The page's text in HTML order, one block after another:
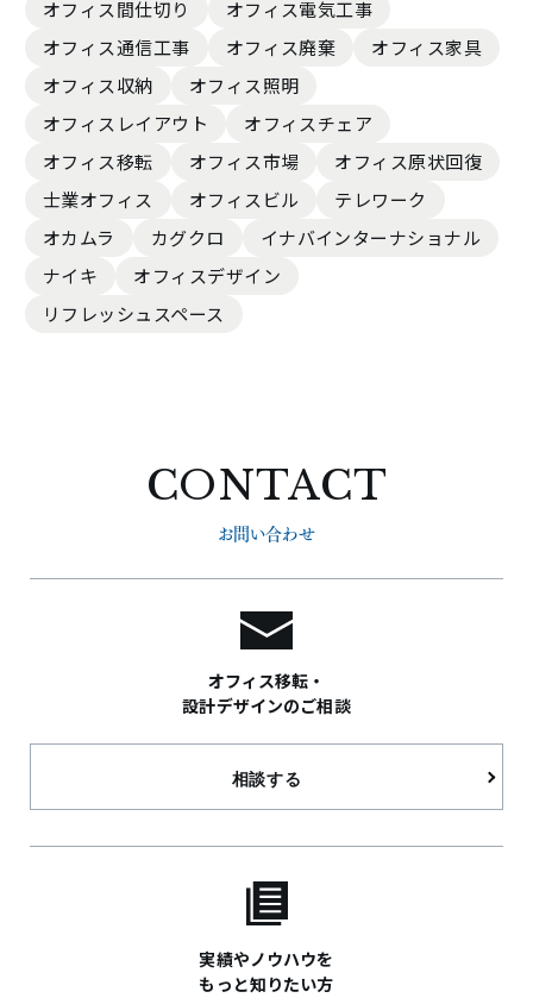
オフィス間仕切り
オフィス電気工事
オフィス通信工事
オフィス廃棄
オフィス家具
オフィス収納
オフィス照明
オフィスレイアウト
オフィスチェア
オフィス移転
オフィス市場
オフィス原状回復
士業オフィス
オフィスビル
テレワーク
オカムラ
カグクロ
イナバインターナショナル
ナイキ
オフィスデザイン
リフレッシュスペース
CONTACT
お問い合わせ
オフィス移転・
設計デザインのご相談
相談する
実績やノウハウを
もっと知りたい方